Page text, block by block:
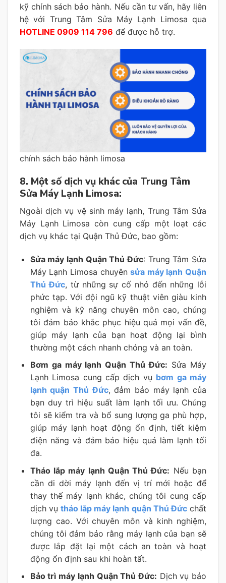
kỹ chính sách bảo hành. Nếu cần tư vấn, hãy liên
hệ với Trung Tâm Sửa Máy Lạnh Limosa qua
HOTLINE 0909 114 796 để được hỗ trợ.
chính sách bảo hành limosa
8. Một số dịch vụ khác của Trung Tâm
Sửa Máy Lạnh Limosa:
Ngoài dịch vụ vệ sinh máy lạnh, Trung Tâm Sửa
Máy Lạnh Limosa còn cung cấp một loạt các
dịch vụ khác tại Quận Thủ Đức, bao gồm:
Sửa máy lạnh Quận Thủ Đức: Trung Tâm Sửa
Máy Lạnh Limosa chuyênsửa máy lạnh Quận
Thủ Đức, từ những sự cố nhỏ đến những lỗi
phức tạp. Với đội ngũ kỹ thuật viên giàu kinh
nghiệm và kỹ năng chuyên môn cao, chúng
tôi đảm bảo khắc phục hiệu quả mọi vấn đề,
giúp máy lạnh của bạn hoạt động lại bình
thường một cách nhanh chóng và an toàn.
Bơm ga máy lạnh Quận Thủ Đức: Sửa Máy
Lạnh Limosa cung cấp dịch vụ bơm ga máy
lạnh quận Thủ Đức, đảm bảo máy lạnh của
bạn duy trì hiệu suất làm lạnh tối ưu. Chúng
tôi sẽ kiểm tra và bổ sung lượng ga phù hợp,
giúp máy lạnh hoạt động ổn định, tiết kiệm
điện năng và đảm bảo hiệu quả làm lạnh tối
đa.
Tháo lắp máy lạnh Quận Thủ Đức: Nếu bạn
cần di dời máy lạnh đến vị trí mới hoặc để
thay thế máy lạnh khác, chúng tôi cung cấp
dịch vụtháo lắp máy lạnh quận Thủ Đứcchất
lượng cao. Với chuyên môn và kinh nghiệm,
chúng tôi đảm bảo rằng máy lạnh của bạn sẽ
được lắp đặt lại một cách an toàn và hoạt
động ổn định sau khi hoàn tất.
Bảo trì máy lạnh Quận Thủ Đức: Dịch vụ bảo